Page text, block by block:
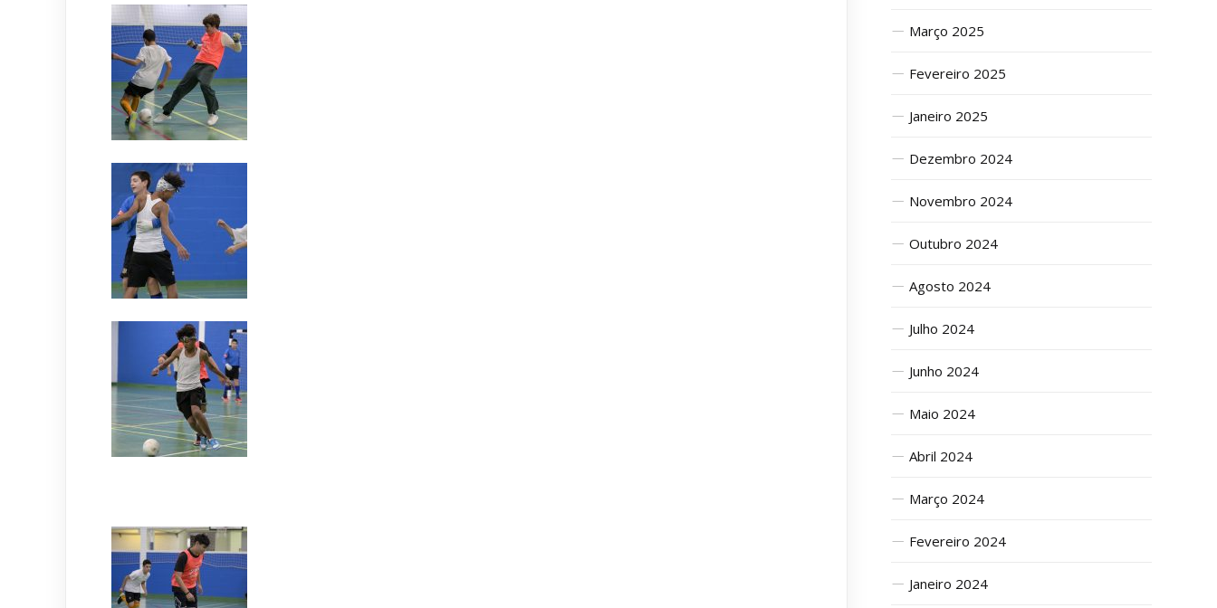
Março 2025
Fevereiro 2025
Janeiro 2025
Dezembro 2024
Novembro 2024
Outubro 2024
Agosto 2024
Julho 2024
Junho 2024
Maio 2024
Abril 2024
Março 2024
Fevereiro 2024
Janeiro 2024